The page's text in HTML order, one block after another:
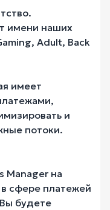
имени наших
Adult, Back
имеет
и
потоки.
Manager на
сфере платежей
будете